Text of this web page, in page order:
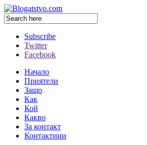
Subscribe
Twitter
Facebook
Начало
Приятели
Защо
Как
Кой
Какво
За контакт
Контактиии